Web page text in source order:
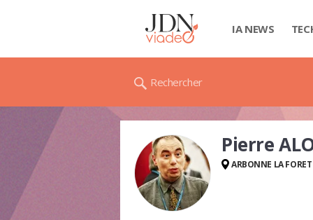
IA NEWS
Rechercher
Pierre ALOUIT
Pierre
ARBONNE LA FORET